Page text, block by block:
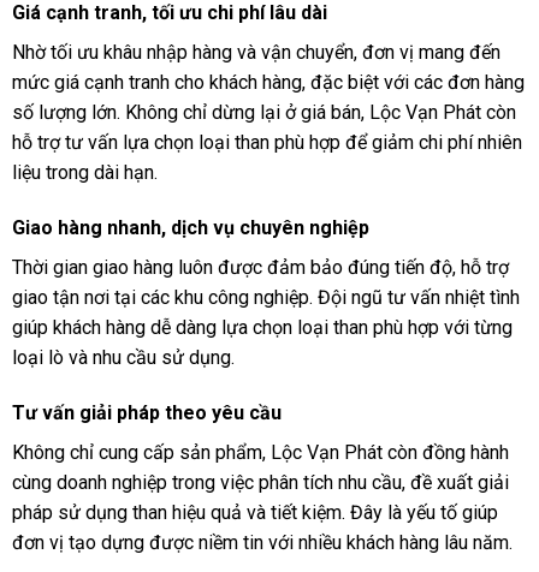
Giá cạnh tranh, tối ưu chi phí lâu dài
Nhờ tối ưu khâu nhập hàng và vận chuyển, đơn vị mang đến
mức giá cạnh tranh cho khách hàng, đặc biệt với các đơn hàng
số lượng lớn. Không chỉ dừng lại ở giá bán, Lộc Vạn Phát còn
hỗ trợ tư vấn lựa chọn loại than phù hợp để giảm chi phí nhiên
liệu trong dài hạn.
Giao hàng nhanh, dịch vụ chuyên nghiệp
Thời gian giao hàng luôn được đảm bảo đúng tiến độ, hỗ trợ
giao tận nơi tại các khu công nghiệp. Đội ngũ tư vấn nhiệt tình
giúp khách hàng dễ dàng lựa chọn loại than phù hợp với từng
loại lò và nhu cầu sử dụng.
Tư vấn giải pháp theo yêu cầu
Không chỉ cung cấp sản phẩm, Lộc Vạn Phát còn đồng hành
cùng doanh nghiệp trong việc phân tích nhu cầu, đề xuất giải
pháp sử dụng than hiệu quả và tiết kiệm. Đây là yếu tố giúp
đơn vị tạo dựng được niềm tin với nhiều khách hàng lâu năm.